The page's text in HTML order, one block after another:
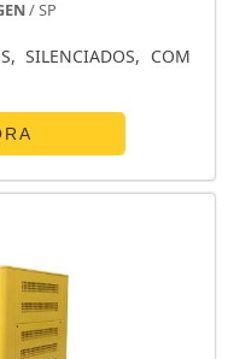
/ SP
SILENCIADOS, COM